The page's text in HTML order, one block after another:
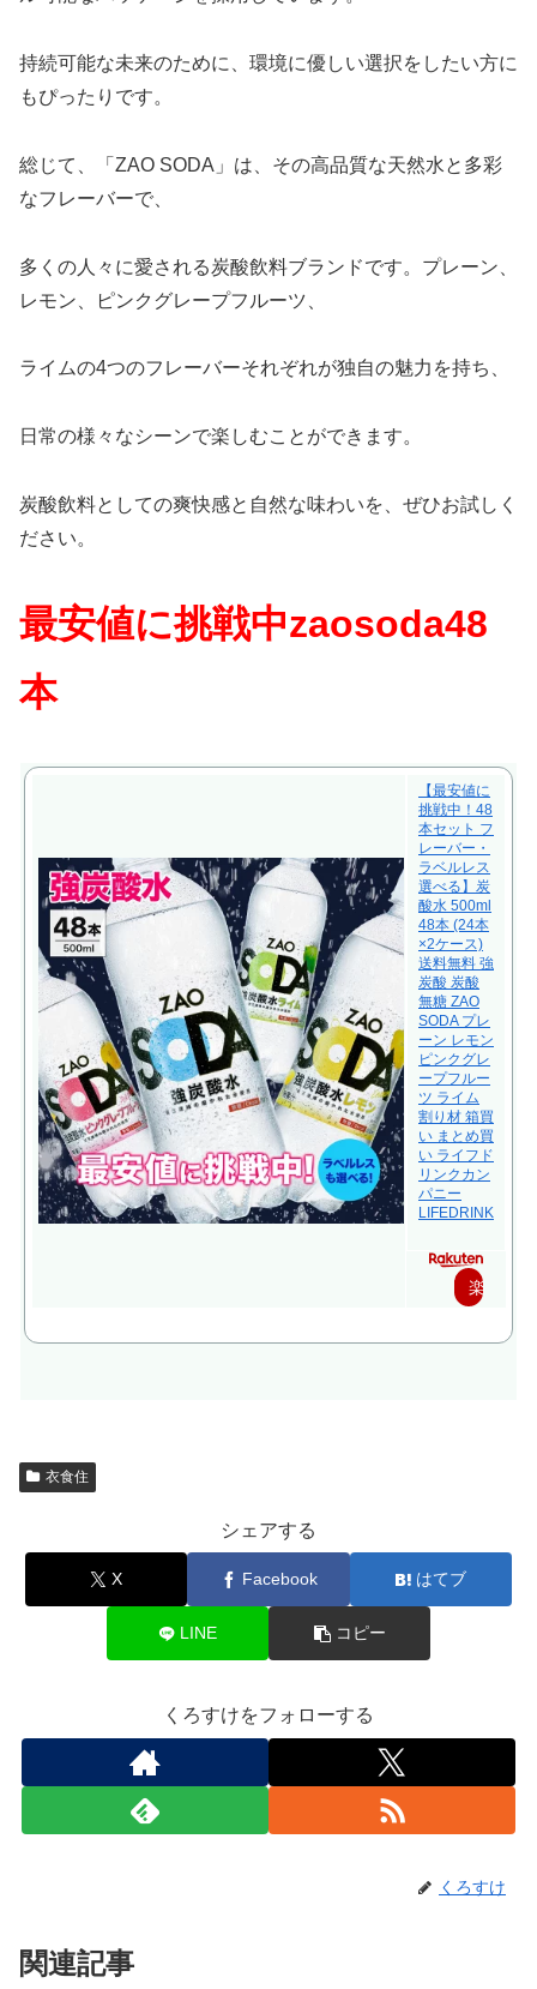
持続可能な未来のために、環境に優しい選択をしたい方に
もぴったりです。
総じて、「ZAO SODA」は、その高品質な天然水と多彩
なフレーバーで、
多くの人々に愛される炭酸飲料ブランドです。プレーン、
レモン、ピンクグレープフルーツ、
ライムの4つのフレーバーそれぞれが独自の魅力を持ち、
日常の様々なシーンで楽しむことができます。
炭酸飲料としての爽快感と自然な味わいを、ぜひお試しく
ださい。
最安値に挑戦中zaosoda48
本
【最安値に
挑戦中！48
本セット フ
レーバー・
ラベルレス
選べる】炭
酸水 500ml
48本 (24本
×2ケース)
送料無料 強
炭酸 炭酸
無糖 ZAO
SODA プレ
ーン レモン
ピンクグレ
ープフルー
ツ ライム
割り材 箱買
い まとめ買
い ライフド
リンクカン
パニー
LIFEDRINK
楽
衣食住
シェアする
X Facebook はてブ
LINE コピー
くろすけをフォローする
くろすけ
関連記事